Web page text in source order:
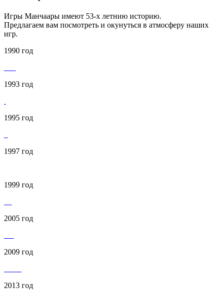
Игры Манчаары имеют 53-х летнию историю.
Предлагаем вам посмотреть и окунуться в атмосферу наших
игр.
1990 год
1993 год
1995 год
1997 год
1999 год
2005 год
2009 год
2013 год